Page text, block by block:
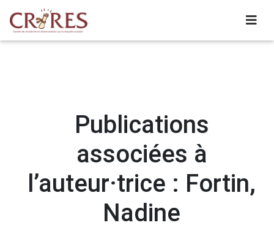
Publications
associées à
l’auteur·trice : Fortin,
Nadine